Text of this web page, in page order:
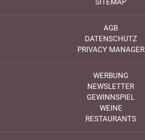
SITEMAP
AGB
DATENSCHUTZ
PRIVACY MANAGER
WERBUNG
NEWSLETTER
GEWINNSPIEL
WEINE
RESTAURANTS